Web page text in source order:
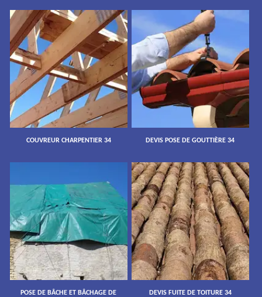
COUVREUR CHARPENTIER 34 DEVIS POSE DE GOUTTIÈRE 34
POSE DE BÂCHE ET BÂCHAGE DE
DEVIS FUITE DE TOITURE 34